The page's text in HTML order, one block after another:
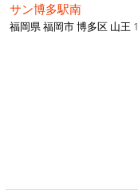
サン博多駅南
福岡県 福岡市 博多区 山王 1